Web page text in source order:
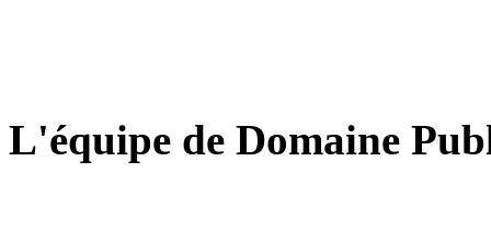
L'équipe de Domaine